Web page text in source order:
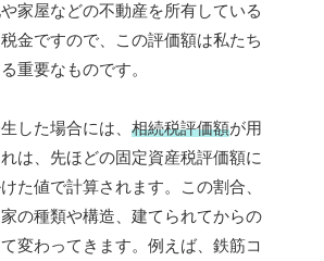
家屋などの不動産を所有している
金ですので、この評価額は私たち
重要なものです。
した場合には、 相続税評価額が用
は、先ほどの固定資産税評価額に
た値で計算されます。この割合、
の種類や構造、建てられてからの
変わってきます。例えば、鉄筋コ